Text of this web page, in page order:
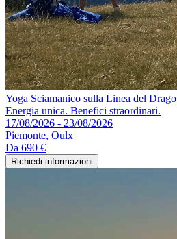
Yoga Sciamanico sulla Linea del Drago
Energia unica. Benefici straordinari.
17/08/2026 - 23/08/2026
Piemonte, Oulx
Da 690 €
Richiedi informazioni